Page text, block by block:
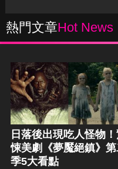
熱門文章Hot News
日落後出現吃人怪物
悚美劇《夢魘絕鎮》
季5大看點